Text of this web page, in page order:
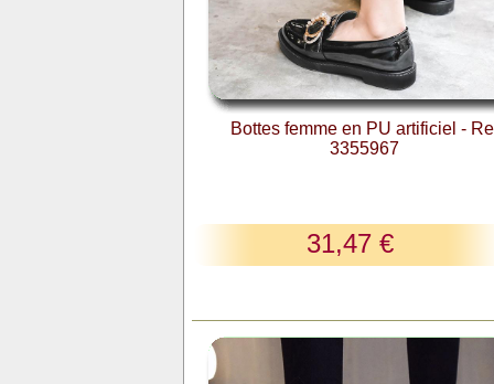
Bottes femme en PU artificiel -
3355967
31,47 €